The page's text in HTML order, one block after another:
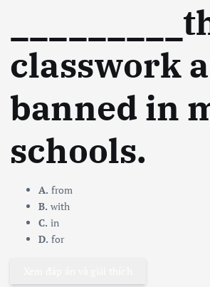
classwork
banned in
schools.
A. from
B. with
C. in
D. for